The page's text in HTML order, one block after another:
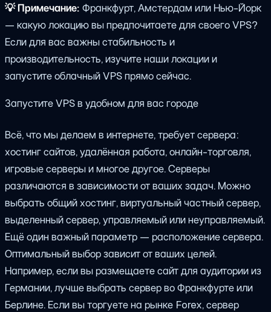
💡Примечание: Франкфурт, Амстердам или Нью-Йорк
— какую локацию вы предпочитаете для своего VPS?
Если для вас важны стабильность и
производительность, изучите наши локации и
запустите облачный VPS прямо сейчас.
Запустите VPS в удобном для вас городе
Всё, что мы делаем в интернете, требует сервера:
хостинг сайтов, удалённая работа, онлайн-торговля,
игровые серверы и многое другое. Серверы
различаются в зависимости от ваших задач. Можно
выбрать общий хостинг, виртуальный частный сервер,
выделенный сервер, управляемый или неуправляемый.
Ещё один важный параметр — расположение сервера.
Оптимальный выбор зависит от ваших целей.
Например, если вы размещаете сайт для аудитории из
Германии, лучше выбрать сервер во Франкфурте или
Берлине. Если вы торгуете на рынке Forex, сервер